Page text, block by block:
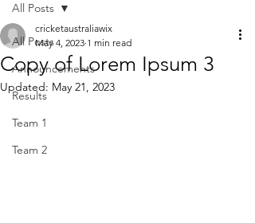
All Posts
Announcements
Results
Team 1
Team 2
All Posts
Copy of Lorem Ipsum 3
cricketaustraliawix
May 4, 2023 1 min read
Updated: May 21, 2023